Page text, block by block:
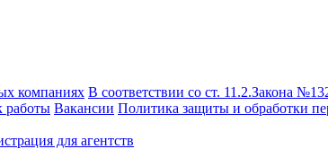
компаниях В соответствии со ст. 11.2.Закона
работы Вакансии Политика защиты и обработки
для агентств